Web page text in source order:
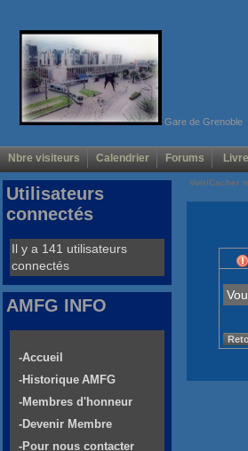
Gare de Grenoble
Nbre visiteurs Calendrier Forums
Voir/Cacher
Utilisateurs
connectés
Il y a 141 utilisateurs
connectés
AMFG INFO
-Accueil
-Historique AMFG
-Membres d'honneur
-Devenir Membre
-Pour nous contacter